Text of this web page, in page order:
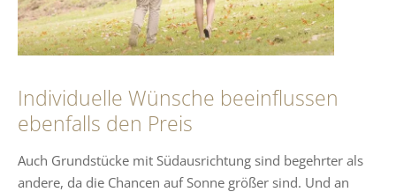
Individuelle Wünsche beeinflussen
ebenfalls den Preis
Auch Grundstücke mit Südausrichtung sind begehrter als
andere, da die Chancen auf Sonne größer sind. Und an